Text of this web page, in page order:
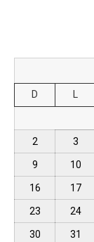
D L
2 3
9 10
16 17
23 24
30 31